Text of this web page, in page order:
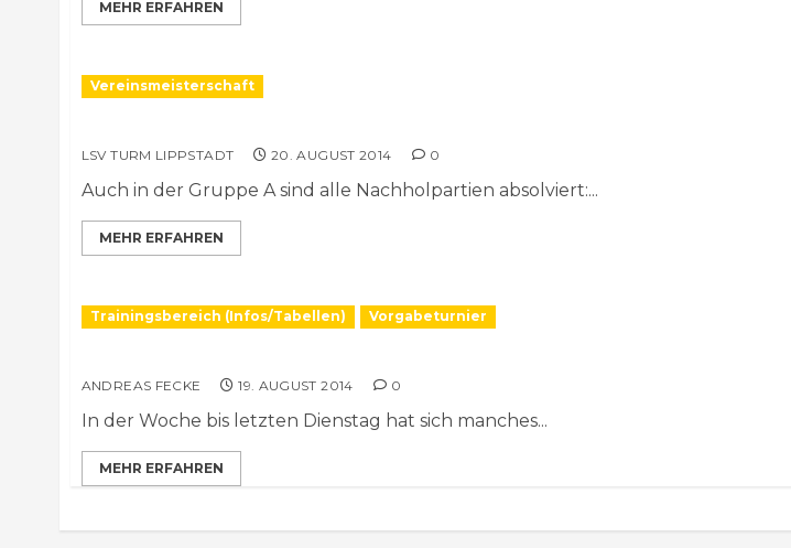
MEHR ERFAHREN
Vereinsmeisterschaft
LSV TURM LIPPSTADT 20. AUGUST 2014 0
Auch in der Gruppe A sind alle Nachholpartien absolviert:...
MEHR ERFAHREN
Trainingsbereich (Infos/Tabellen) Vorgabeturnier
ANDREAS FECKE 19. AUGUST 2014 0
In der Woche bis letzten Dienstag hat sich manches...
MEHR ERFAHREN